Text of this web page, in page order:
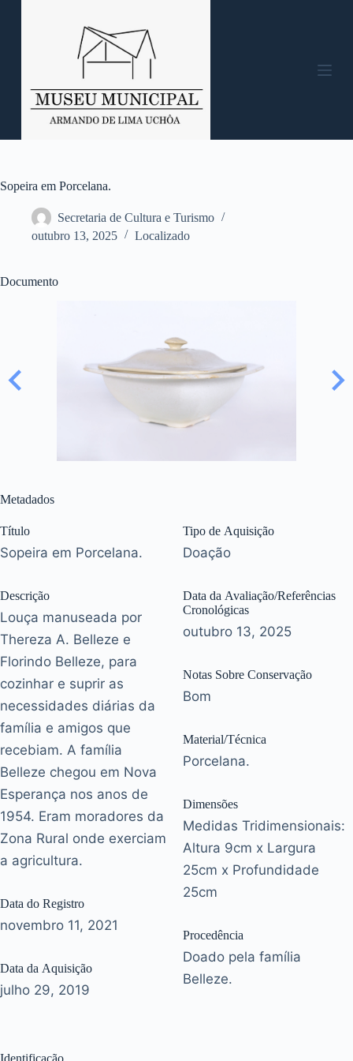
o
n
Sopeira em Porcelana.
Secretaria de Cultura e Turismo
outubro 13, 2025
Localizado
Documento
Metadados
Título
Sopeira em Porcelana.
Descrição
Louça manuseada por
Thereza A. Belleze e
Florindo Belleze, para
cozinhar e suprir as
necessidades diárias da
família e amigos que
recebiam. A família
Belleze chegou em Nova
Esperança nos anos de
1954. Eram moradores da
Zona Rural onde exerciam
a agricultura.
Data do Registro
novembro 11, 2021
Data da Aquisição
julho 29, 2019
Tipo de Aquisição
Doação
Data da Avaliação/Referências
Cronológicas
outubro 13, 2025
Notas Sobre Conservação
Bom
Material/Técnica
Porcelana.
Dimensões
Medidas Tridimensionais:
Altura 9cm x Largura
25cm x Profundidade
25cm
Procedência
Doado pela família
Belleze.